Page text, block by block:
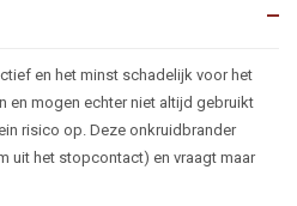
en het minst schadelijk voor het
en mogen echter niet altijd gebruikt
risico op. Deze onkruidbrander
uit het stopcontact) en vraagt maar